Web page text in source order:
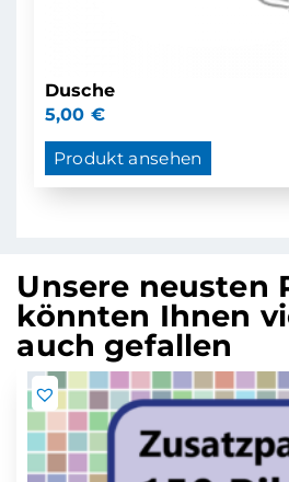
Dusche
5,00 €
Produkt ansehen
Unsere neusten
könnten Ihnen
auch gefallen